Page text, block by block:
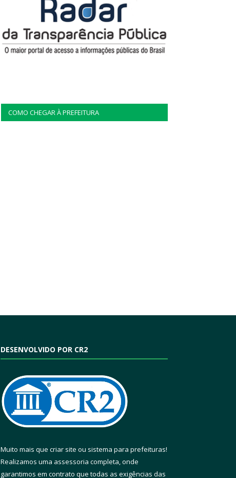
COMO CHEGAR À PREFEITURA
DESENVOLVIDO POR CR2
Muito mais que criar site ou sistema para prefeituras!
Realizamos uma assessoria completa, onde
garantimos em contrato que todas as exigências das